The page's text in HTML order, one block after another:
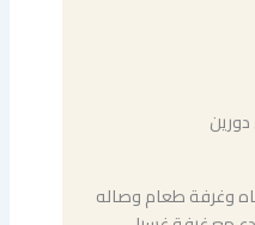
وغرفة طعام وصاله